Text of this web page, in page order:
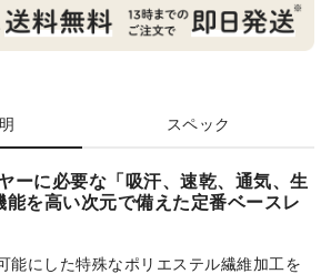
スペック
ーに必要な「吸汗、速乾、通気、生
を高い次元で備えた定番ベースレ
能にした特殊なポリエステル繊維加工を